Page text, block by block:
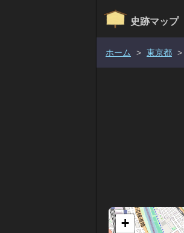
史跡マップ
ホーム > 東京都 >
+